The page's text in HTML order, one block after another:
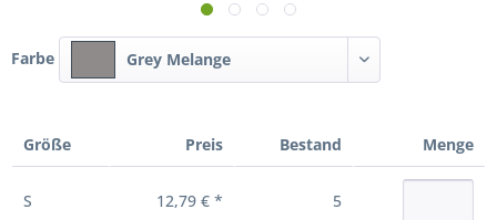
Farbe Grey Melange
Größe Preis Bestand Menge
S 12,79 € * 5